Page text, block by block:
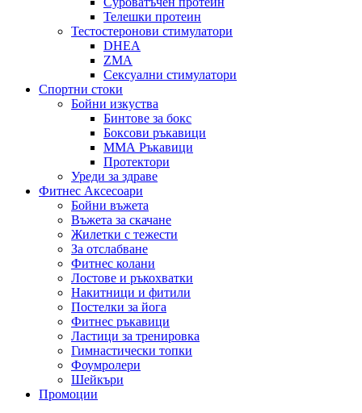
Телешки протеин
Тестостеронови стимулатори
DHEA
ZMA
Сексуални стимулатори
Спортни стоки
Бойни изкуства
Бинтове за бокс
Боксови ръкавици
ММА Ръкавици
Протектори
Уреди за здраве
Фитнес Аксесоари
Бойни въжета
Въжета за скачане
Жилетки с тежести
За отслабване
Фитнес колани
Лостове и ръкохватки
Накитници и фитили
Постелки за йога
Фитнес ръкавици
Ластици за тренировка
Гимнастически топки
Фоумролери
Шейкъри
Промоции